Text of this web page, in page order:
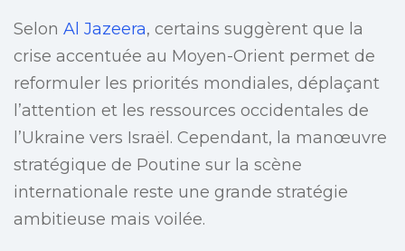
Selon Al Jazeera, certains suggèrent que la
crise accentuée au Moyen-Orient permet de
reformuler les priorités mondiales, déplaçant
l’attention et les ressources occidentales de
l’Ukraine vers Israël. Cependant, la manœuvre
stratégique de Poutine sur la scène
internationale reste une grande stratégie
ambitieuse mais voilée.